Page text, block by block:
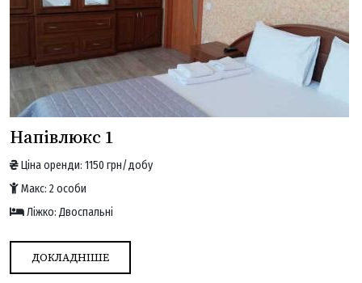
Напівлюкс 1
Ціна оренди: 1150 грн/добу
Макс: 2 особи
Ліжко: Двоспальні
ДОКЛАДНІШЕ